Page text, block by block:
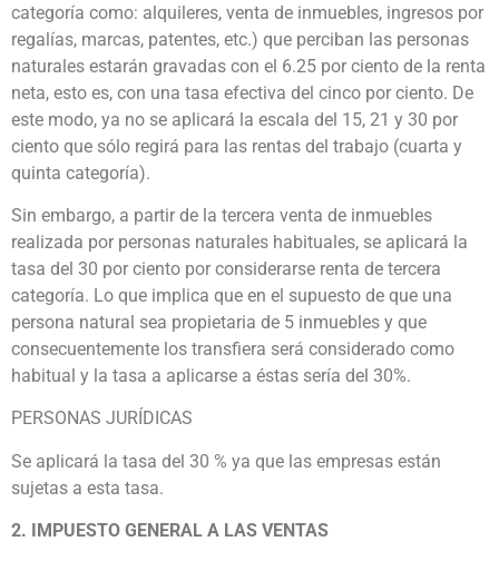
categoría como: alquileres, venta de inmuebles, ingresos por
regalías, marcas, patentes, etc.) que perciban las personas
naturales estarán gravadas con el 6.25 por ciento de la renta
neta, esto es, con una tasa efectiva del cinco por ciento. De
este modo, ya no se aplicará la escala del 15, 21 y 30 por
ciento que sólo regirá para las rentas del trabajo (cuarta y
quinta categoría).
Sin embargo, a partir de la tercera venta de inmuebles
realizada por personas naturales habituales, se aplicará la
tasa del 30 por ciento por considerarse renta de tercera
categoría. Lo que implica que en el supuesto de que una
persona natural sea propietaria de 5 inmuebles y que
consecuentemente los transfiera será considerado como
habitual y la tasa a aplicarse a éstas sería del 30%.
PERSONAS JURÍDICAS
Se aplicará la tasa del 30 % ya que las empresas están
sujetas a esta tasa.
2. IMPUESTO GENERAL A LAS VENTAS